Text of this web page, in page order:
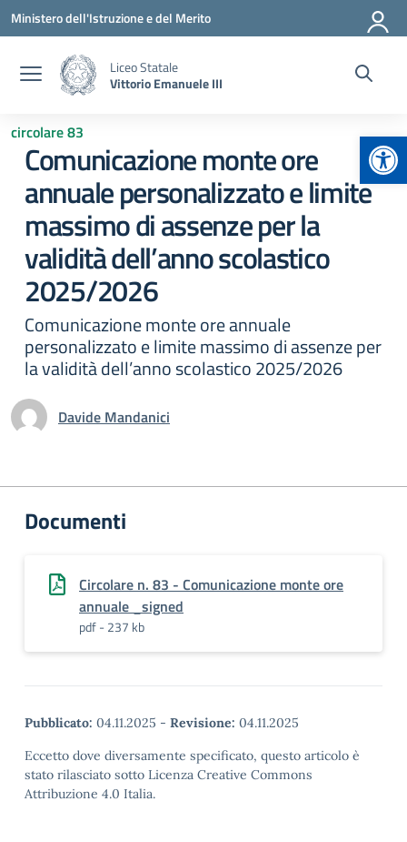
Vai ai contenuti
Vai al menu di navigazione
Vai al footer
Ministero dell'Istruzione e del Merito
Liceo Statale
Vittorio Emanuele III
circolare 83
Comunicazione monte ore
annuale personalizzato e limite
massimo di assenze per la
validità dell’anno scolastico
2025/2026
Comunicazione monte ore annuale
personalizzato e limite massimo di assenze per
la validità dell’anno scolastico 2025/2026
Davide Mandanici
Documenti
Circolare n. 83 - Comunicazione monte ore
annuale _signed
pdf - 237 kb
Pubblicato: 04.11.2025 - Revisione: 04.11.2025
Eccetto dove diversamente specificato, questo articolo è
stato rilasciato sotto Licenza Creative Commons
Attribuzione 4.0 Italia.